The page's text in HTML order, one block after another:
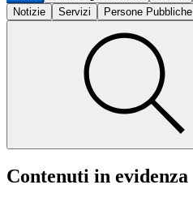
Notizie
Servizi Persone Pubbliche
Contenuti in evidenza